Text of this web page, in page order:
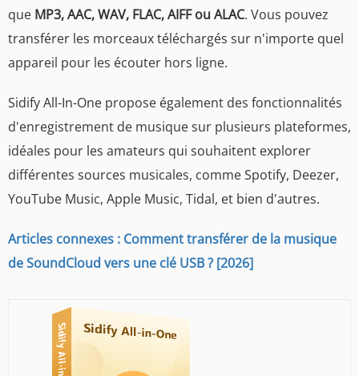
que MP3, AAC, WAV, FLAC, AIFF ou ALAC. Vous pouvez
transférer les morceaux téléchargés sur n'importe quel
appareil pour les écouter hors ligne.
Sidify All-In-One propose également des fonctionnalités
d'enregistrement de musique sur plusieurs plateformes,
idéales pour les amateurs qui souhaitent explorer
différentes sources musicales, comme Spotify, Deezer,
YouTube Music, Apple Music, Tidal, et bien d'autres.
Articles connexes : Comment transférer de la musique
de SoundCloud vers une clé USB ? [2026]